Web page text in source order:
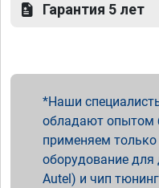
Гарантия 5 лет
Наши
обладают опытом
применяем только
оборудование для
Autel) и чип